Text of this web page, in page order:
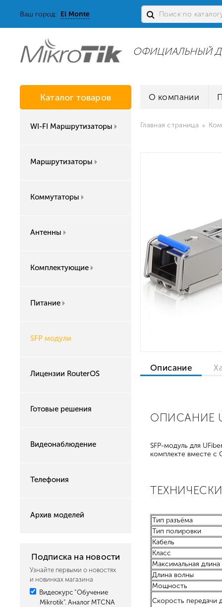
Ваш город: El Monte
ОФИЦИАЛЬНЫЙ
Каталог товаров
WI-FI Маршрутизаторы
Маршрутизаторы
Коммутаторы
Антенны
Комплектующие
Питание
SFP модули
Лицензии RouterOS
Готовые решения
Видеонаблюдение
Телефония
Архив моделей
Подписка на новости
Узнайте первыми о новостях
и новинках магазина
Видеокурс "Обучение
Mikrotik". Аналог MTCNA
О компании
Главная страница
Описание
ОПИСАНИЕ
SFP-модуль для
комплекте вместе с
Тип разъёма
Тип полировки
Кабель
Класс
Максимальная длина
Длина волны
Мощность
Скорость передачи